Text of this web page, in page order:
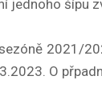
jednoho šípu
2021/
O